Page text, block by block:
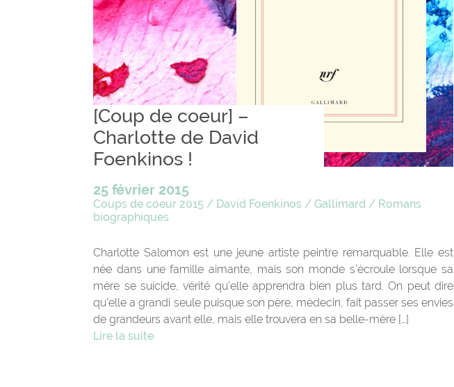
[Coup de coeur] –
Charlotte de David
Foenkinos !
25 février 2015
Coups de coeur 2015 / David Foenkinos /Gallimard / Romans
biographiques
Charlotte Salomon est une jeune artiste peintre remarquable. Elle est
née dans une famille aimante, mais son monde s’écroule lorsque sa
mère se suicide, vérité qu’elle apprendra bien plus tard. On peut dire
qu’elle a grandi seule puisque son père, médecin, fait passer ses envies
de grandeurs avant elle, mais elle trouvera en sa belle-mère […]
Lire la suite